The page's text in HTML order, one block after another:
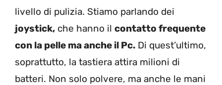
livello di pulizia. Stiamo parlando dei
joystick, che hanno il contatto frequente
con la pelle ma anche il Pc. Di quest’ultimo,
soprattutto, la tastiera attira milioni di
batteri. Non solo polvere, ma anche le mani